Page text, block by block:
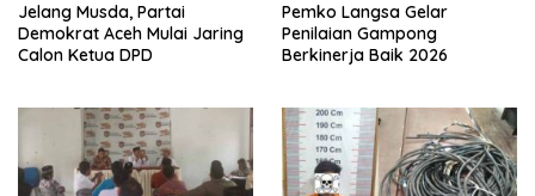
Jelang Musda, Partai
Demokrat Aceh Mulai Jaring
Calon Ketua DPD
Pemko Langsa Gelar
Penilaian Gampong
Berkinerja Baik 2026